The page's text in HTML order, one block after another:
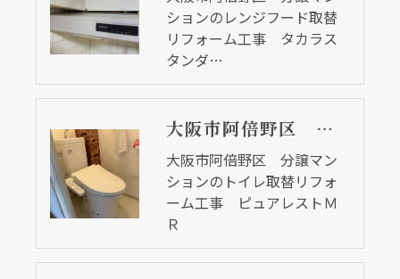
ションのレンジフード取替
リフォーム工事 タカラス
タンダ…
大阪市阿倍野区 分譲マンションのトイレ取替リフォーム工事 ピュアレストＭＲ
大阪市阿倍野区 分譲マン
ションのトイレ取替リフォ
ーム工事 ピュアレストＭ
Ｒ